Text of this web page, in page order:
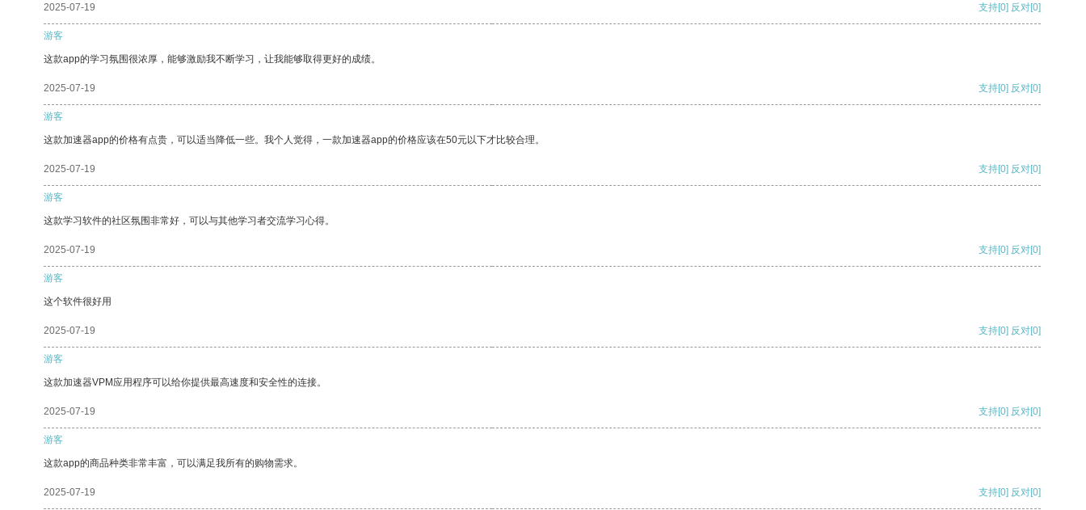
2025-07-19 支持[0] 反对[0]
游客
这款app的学习氛围很浓厚，能够激励我不断学习，让我能够取得更好的成绩。
2025-07-19 支持[0] 反对[0]
游客
这款加速器app的价格有点贵，可以适当降低一些。我个人觉得，一款加速器app的价格应该在50元以下才比较合理。
2025-07-19 支持[0] 反对[0]
游客
这款学习软件的社区氛围非常好，可以与其他学习者交流学习心得。
2025-07-19 支持[0] 反对[0]
游客
这个软件很好用
2025-07-19 支持[0] 反对[0]
游客
这款加速器VPM应用程序可以给你提供最高速度和安全性的连接。
2025-07-19 支持[0] 反对[0]
游客
这款app的商品种类非常丰富，可以满足我所有的购物需求。
2025-07-19 支持[0] 反对[0]